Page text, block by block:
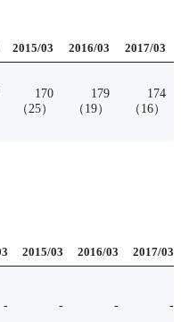
2015/03 2016/03 2017/03
170
（ 25）
179
（ 19）
174
（ 16）
2015/03 2016/03 2017/03
- - - -